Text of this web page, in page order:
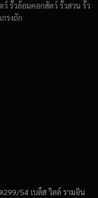
รั้วล้อมคอกสัตว์ รั้วสวน รั้ว
รงถัก
54 เบล็ส วิลล์ รามอิน